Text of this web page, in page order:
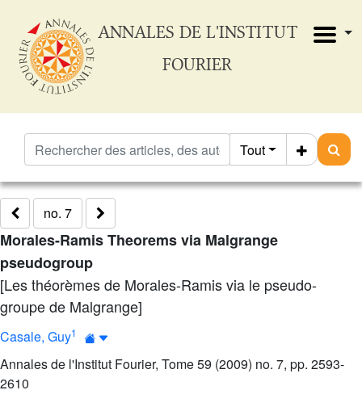
ANNALES DE L'INSTITUT
FOURIER
Tout
no. 7
Morales-Ramis Theorems via Malgrange
pseudogroup
[Les théorèmes de Morales-Ramis via le pseudo-
groupe de Malgrange]
Casale, Guy1
Annales de l'Institut Fourier, Tome 59 (2009) no. 7, pp. 2593-
2610